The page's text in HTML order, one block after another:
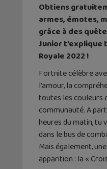
Obtiens
armes, émotes,
grâce à des
Junior
Royale 2022 !
Fortnite célèbre
l’amour, la
toutes les couleurs
communauté. A
heures du matin, tu
dans le bus de
Mais également,
apparition : la «